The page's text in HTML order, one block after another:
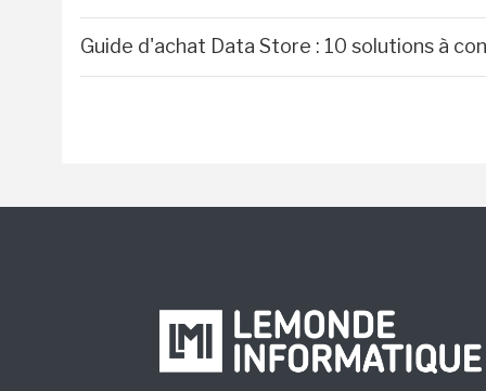
Guide d'achat Data Store : 10 solutions à